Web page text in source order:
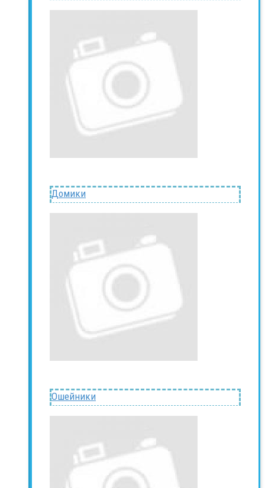
Домики
Ошейники